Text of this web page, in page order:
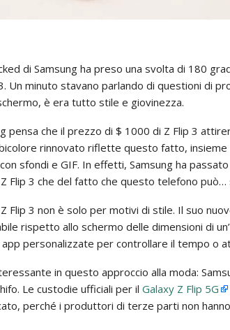
di Samsung ha preso una svolta di 180
Un minuto stavano parlando di questioni di
è era tutto stile e giovinezza.
pensa che il prezzo di $ 1000 di Z Flip 3
rinnovato riflette questo fatto,
sfondi e GIF. In effetti, Samsung ha
Flip 3 che del fatto che questo telefono può…
Flip 3 non è solo per motivi di stile. Il suo
rispetto allo schermo delle dimensioni di
app personalizzate per controllare il tempo o
in questo approccio alla moda:
Le custodie ufficiali per il Galaxy Z Flip 5G
perché i produttori di terze parti non